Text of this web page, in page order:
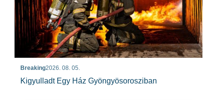
Breaking2026. 08. 05.
Kigyulladt Egy Ház Gyöngyösorosziban